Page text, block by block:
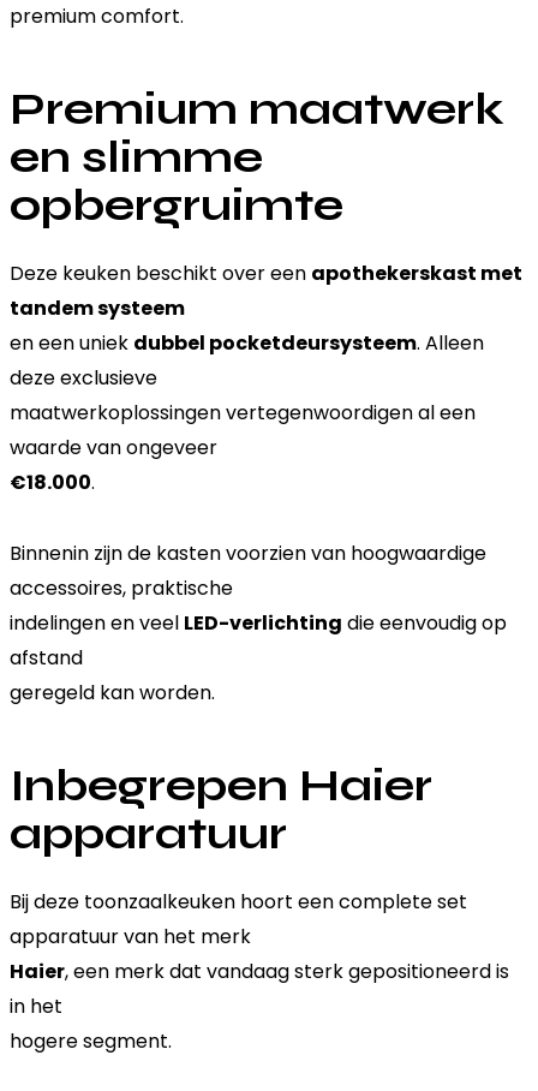
premium comfort.
Premium maatwerk
en slimme
opbergruimte
Deze keuken beschikt over een apothekerskast met
tandem systeem
en een uniek dubbel pocketdeursysteem. Alleen
deze exclusieve
maatwerkoplossingen vertegenwoordigen al een
waarde van ongeveer
€18.000.
Binnenin zijn de kasten voorzien van hoogwaardige
accessoires, praktische
indelingen en veel LED-verlichting die eenvoudig op
afstand
geregeld kan worden.
Inbegrepen Haier
apparatuur
Bij deze toonzaalkeuken hoort een complete set
apparatuur van het merk
Haier, een merk dat vandaag sterk gepositioneerd is
in het
hogere segment.